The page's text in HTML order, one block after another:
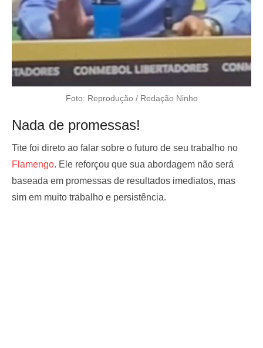
Foto: Reprodução / Redação Ninho
Nada de promessas!
Tite foi direto ao falar sobre o futuro de seu trabalho no
Flamengo. Ele reforçou que sua abordagem não será
baseada em promessas de resultados imediatos, mas
sim em muito trabalho e persistência.